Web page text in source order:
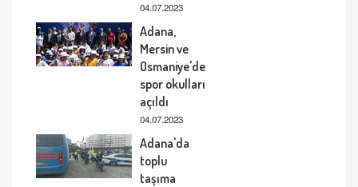
04.07.2023
Adana,
Mersin ve
Osmaniye'de
spor okulları
açıldı
04.07.2023
Adana'da
toplu
taşıma